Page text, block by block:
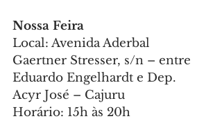
Nossa Feira
Local: Avenida Aderbal
Gaertner Stresser, s/n – entre
Eduardo Engelhardt e Dep.
Acyr José – Cajuru
Horário: 15h às 20h